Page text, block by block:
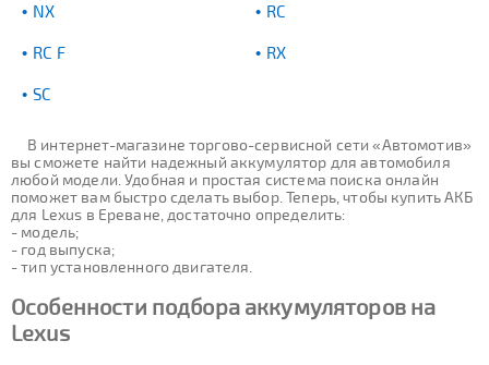
NX RC
RC F RX
SC
В интернет-магазине торгово-сервисной сети «Автомотив»
вы сможете найти надежный аккумулятор для автомобиля
любой модели. Удобная и простая система поиска онлайн
поможет вам быстро сделать выбор. Теперь, чтобы купить АКБ
для Lexus в Ереване, достаточно определить:
- модель;
- год выпуска;
- тип установленного двигателя.
Особенности подбора аккумуляторов на
Lexus